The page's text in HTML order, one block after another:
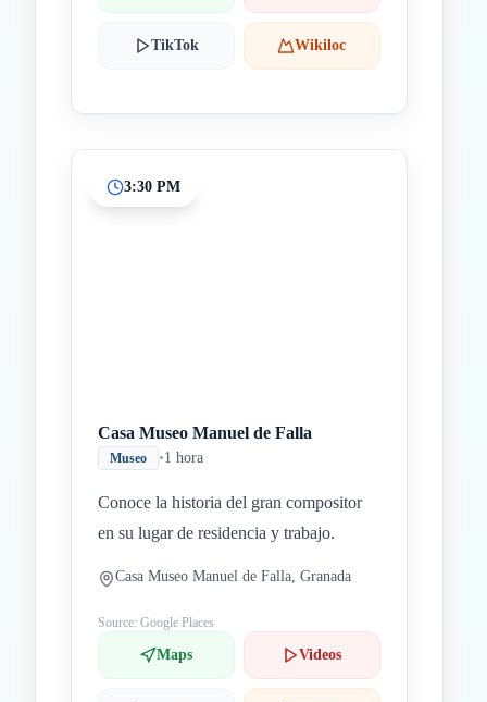
TikTok Wikiloc
3:30 PM
Casa Museo Manuel de Falla
Museo •1 hora
Conoce la historia del gran compositor
en su lugar de residencia y trabajo.
Casa Museo Manuel de Falla, Granada
Source: Google Places
Maps Videos